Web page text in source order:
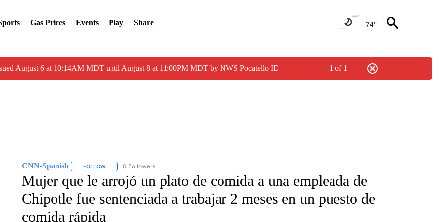
Gas Prices Events Play Share 74°
August 6 at 10:14AM MDT until August 8 at 11:00PM MDT by NWS Pocatello ID 1 of 1
CNN-Spanish FOLLOWFOLLOW "CNN-SPANISH" TO RECEIVE NOTIFICATIONS ABOUT NEW PAGES ON "CNN-SPANISH".
0 Followers
Mujer que le arrojó un plato de comida a una empleada de
Chipotle fue sentenciada a trabajar 2 meses en un puesto de
comida rápida